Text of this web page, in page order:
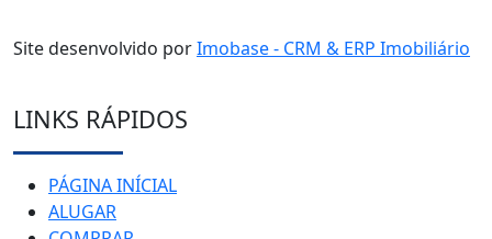
Site desenvolvido porImobase - CRM & ERP Imobiliário
LINKS RÁPIDOS
PÁGINA INÍCIAL
ALUGAR